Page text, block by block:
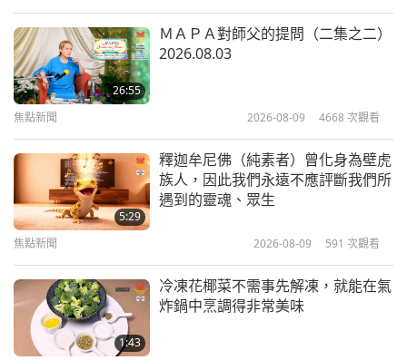
造訪我們的世界，若這個星球成為仁慈之地。那獲贈
的祖母綠寶石在你與那位高等外星朋友之間形成了連
結。願你和所有優雅的秘魯人都成為高貴的純素者並
享有天堂無盡的恩賜。非常愛你。」
見證無上師電視台發出無量光加持世
見證播放無上師電視台的光拯救亡靈
上天堂並能提昇世界能量水平
那些充滿愛心的人知道，外星人能夠
26:55
ＭＡＰＡ對師父的提問（二集之二）
2026.08.03
焦點新聞 2026-08-09 4668 次觀看
5:29
釋迦牟尼佛（純素者）曾化身為壁虎
族人，因此我們永遠不應評斷我們所
遇到的靈魂、眾生
焦點新聞 2026-08-09 591 次觀看
1:43
冷凍花椰菜不需事先解凍，就能在氣
炸鍋中烹調得非常美味